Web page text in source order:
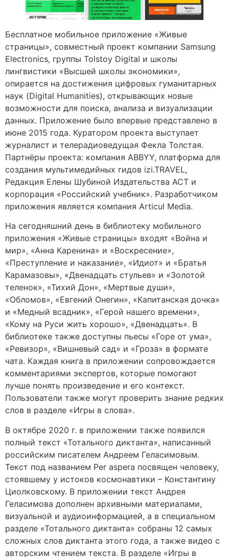
Бесплатное мобильное приложение «Живые
страницы», совместный проект компании Samsung
Electronics, группы Tolstoy Digital и школы
лингвистики «Высшей школы экономики»,
опирается на достижения цифровых гуманитарных
наук (Digital Humanities), открывающих новые
возможности для поиска, анализа и визуализации
данных. Приложение было впервые представлено в
июне 2015 года. Куратором проекта выступает
журналист и телерадиоведущая Фекла Толстая.
Партнёры проекта: компания ABBYY, платформа для
создания мультимедийных гидов izi.TRAVEL,
Редакция Елены Шубиной Издательства АСТ и
корпорация «Российский учебник». Разработчиком
приложения является компания Articul Media.
На сегодняшний день в библиотеку мобильного
приложения «Живые страницы» входят «Война и
мир», «Анна Каренина» и «Воскресение»,
«Преступление и наказание», «Идиот» и «Братья
Карамазовы», «Двенадцать стульев» и «Золотой
теленок», «Тихий Дон», «Мертвые души»,
«Обломов», «Евгений Онегин», «Капитанская дочка»
и «Медный всадник», «Герой нашего времени»,
«Кому на Руси жить хорошо», «Двенадцать». В
библиотеке также доступны пьесы «Горе от ума»,
«Ревизор», «Вишневый сад» и «Гроза» в формате
чата. Каждая книга в приложении сопровождается
комментариями экспертов, которые помогают
лучше понять произведение и его контекст.
Пользователи также могут проверить знание редких
слов в разделе «Игры в слова».
В октябре 2020 г. в приложении также появился
полный текст «Тотального диктанта», написанный
российским писателем Андреем Геласимовым.
Текст под названием Per aspera посвящен человеку,
стоявшему у истоков космонавтики – Константину
Циолковскому. В приложении текст Андрея
Геласимова дополнен архивными материалами,
визуальной и аудиоинформацией, а в специальном
разделе «Тотального диктанта» собраны 12 самых
сложных слов диктанта этого года, а также видео с
авторским чтением текста. В разделе «Игры в